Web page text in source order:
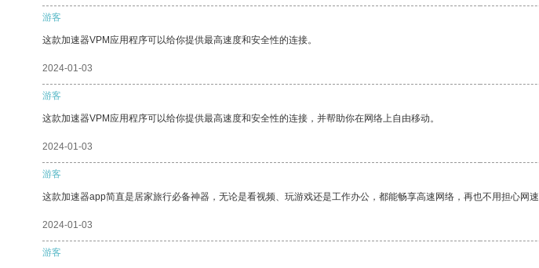
游客
这款加速器VPM应用程序可以给你提供最高速度和安全性的连接。
2024-01-03
游客
这款加速器VPM应用程序可以给你提供最高速度和安全性的连接，并帮助你在网络上自由移动。
2024-01-03
游客
这款加速器app简直是居家旅行必备神器，无论是看视频、玩游戏还是工作办公，都能畅享高速网络，再也不用担心
2024-01-03
游客